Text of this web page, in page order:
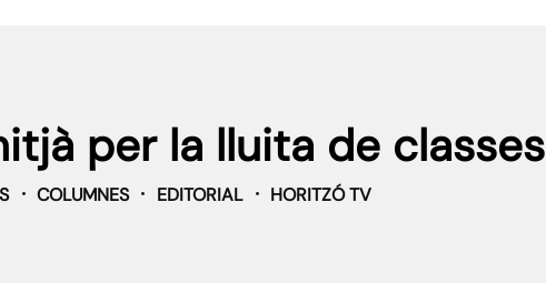
per la lluita de classes
COLUMNES EDITORIAL HORITZÓ TV